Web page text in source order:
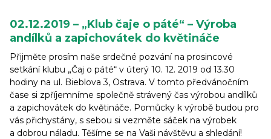
02.12.2019 – „Klub čaje o páté“ – Výroba
andílků a zapichovátek do květináče
Přijměte prosím naše srdečné pozvání na prosincové
setkání klubu „Čaj o páté“ v úterý 10. 12. 2019 od 13.30
hodiny na ul. Bieblova 3, Ostrava. V tomto předvánočním
čase si zpříjemníme společně strávený čas výrobou andílků
a zapichovátek do květináče. Pomůcky k výrobě budou pro
vás přichystány, s sebou si vezměte sáček na výrobek
a dobrou náladu. Těšíme se na Vaši návštěvu a shledání!